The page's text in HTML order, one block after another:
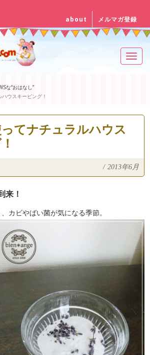
about メルマガ登録
な“おはなし”
ウスキーピング！
てナチュラルハウス
/ 2013年6月
来！
カビやばい菌が気になる季節。